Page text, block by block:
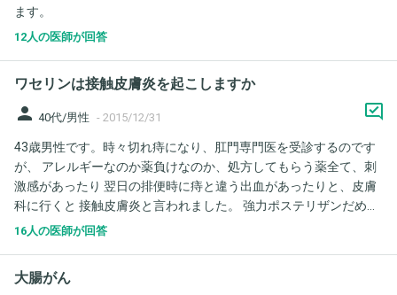
ます。
12人の医師が回答
ワセリンは接触皮膚炎を起こしますか
person 40代/男性 - 2015/12/31
43歳男性です。時々切れ痔になり、肛門専門医を受診するのです
が、 アレルギーなのか薬負けなのか、処方してもらう薬全て、刺
激感があったり 翌日の排便時に痔と違う出血があったりと、皮膚
科に行くと 接触皮膚炎と言われました。 強力ポステリザンだめ。
ボラザＧだめ。ヘモレックスだめ。 肛門科でも先生も「うーんど
リンといわれ、 ワセリンなら直接の治療効果と言うより、バリア
16人の医師が回答
大腸がん